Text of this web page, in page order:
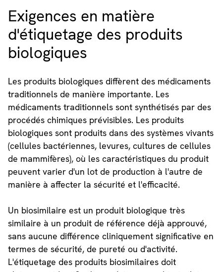
Exigences en matière
d'étiquetage des produits
biologiques
Les produits biologiques diffèrent des médicaments
traditionnels de manière importante. Les
médicaments traditionnels sont synthétisés par des
procédés chimiques prévisibles. Les produits
biologiques sont produits dans des systèmes vivants
(cellules bactériennes, levures, cultures de cellules
de mammifères), où les caractéristiques du produit
peuvent varier d'un lot de production à l'autre de
manière à affecter la sécurité et l'efficacité.
Un biosimilaire est un produit biologique très
similaire à un produit de référence déjà approuvé,
sans aucune différence cliniquement significative en
termes de sécurité, de pureté ou d'activité.
L'étiquetage des produits biosimilaires doit